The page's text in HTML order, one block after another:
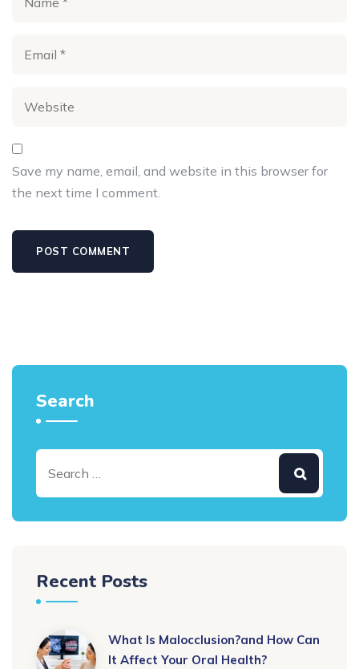
Save my name, email, and website in this browser for
the next time I comment.
Search
Recent Posts
What Is Malocclusion?and How Can
It Affect Your Oral Health?